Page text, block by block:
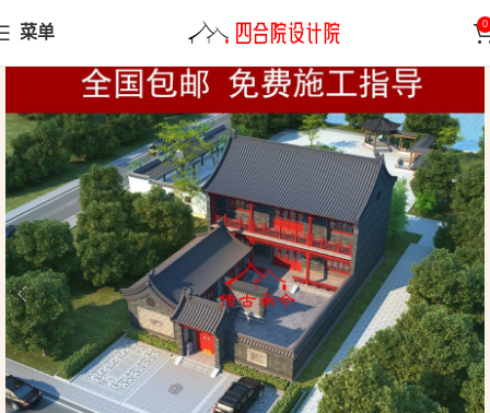
菜单 0
首页 小型合院